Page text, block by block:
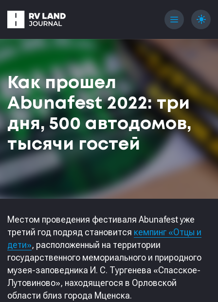
menu light_mode
Как прошел
Abunafest 2022: три
дня, 500 автодомов,
тысячи гостей
Местом проведения фестиваля Abunafest уже
третий год подряд становится кемпинг «Отцы и
дети», расположенный на территории
государственного мемориального и природного
музея-заповедника И. С. Тургенева «Спасское-
Лутовиново», находящегося в Орловской
области близ города Мценска.